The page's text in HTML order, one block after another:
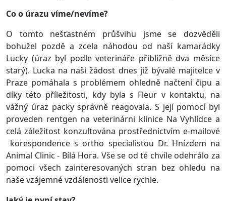
Co o úrazu víme/nevíme?
O tomto nešťastném průšvihu jsme se dozvěděli
bohužel pozdě a zcela náhodou od naší kamarádky
Lucky (úraz byl podle veterináře přibližně dva měsíce
starý). Lucka na naši žádost dnes již bývalé majitelce v
Praze pomáhala s problémem ohledně načtení čipu a
díky této příležitosti, kdy byla s Fleur v kontaktu, na
vážný úraz packy správně reagovala. S její pomocí byl
proveden rentgen na veterinárni klinice Na Vyhlídce a
celá záležitost konzultována prostřednictvím e-mailové
korespondence s ortho specialistou Dr. Hnízdem na
Animal Clinic - Bílá Hora. Vše se od té chvíle odehrálo za
pomoci všech zainteresovaných stran bez ohledu na
naše vzájemné vzdálenosti velice rychle.